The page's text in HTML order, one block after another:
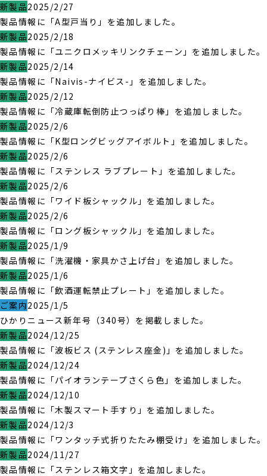
新製品2025/2/27
製品情報に「A型戸当り」を追加しました。
新製品2025/2/18
製品情報に「ユニクロメッキリンクチェーン」を追加しました。
新製品2025/2/14
製品情報に「Naivis-ナイビス-」を追加しました。
新製品2025/2/12
製品情報に「冷蔵庫転倒防止つっぱり棒」を追加しました。
新製品2025/2/6
製品情報に「K型ロングビッグアイボルト」を追加しました。
新製品2025/2/6
製品情報に「ステンレス ラブプレート」を追加しました。
新製品2025/2/6
製品情報に「ワイド板シャックル」を追加しました。
新製品2025/2/6
製品情報に「ロング板シャックル」を追加しました。
新製品2025/1/9
製品情報に「洗濯機・家具かさ上げ台」を追加しました。
新製品2025/1/6
製品情報に「飲酒運転禁止プレート」を追加しました。
ご案内2025/1/5
ひかりニュース新年号（340号）を掲載しました。
新製品2024/12/25
製品情報に「波板ビス (ステンレス座金)」を追加しました。
新製品2024/12/24
製品情報に「パイオランテープさくら色」を追加しました。
新製品2024/12/10
製品情報に「木製スマート手すり」を追加しました。
新製品2024/12/3
製品情報に「ワンタッチ式折りたたみ棚受け」を追加しました。
新製品2024/11/27
製品情報に「ステンレス箱文字」を追加しました。